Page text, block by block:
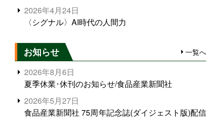
2026年4月24日
〈シグナル〉AI時代の人間力
お知らせ 一覧へ
2026年8月6日
夏季休業･休刊のお知らせ/食品産業新聞社
2026年5月27日
食品産業新聞社 75周年記念誌(ダイジェスト版)配信